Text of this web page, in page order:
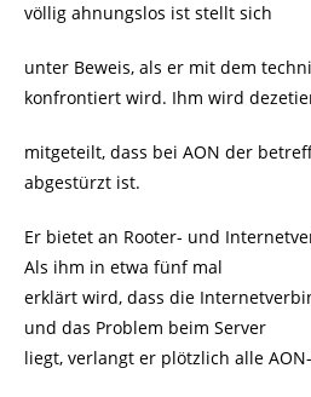
völlig ahnungslos ist stellt sich
unter Beweis, als er mit dem
konfrontiert wird. Ihm wird
mitgeteilt, dass bei AON der
abgestürzt ist.
Er bietet an Rooter- und
Als ihm in etwa fünf mal
erklärt wird, dass die
und das Problem beim Server
liegt, verlangt er plötzlich alle AON-